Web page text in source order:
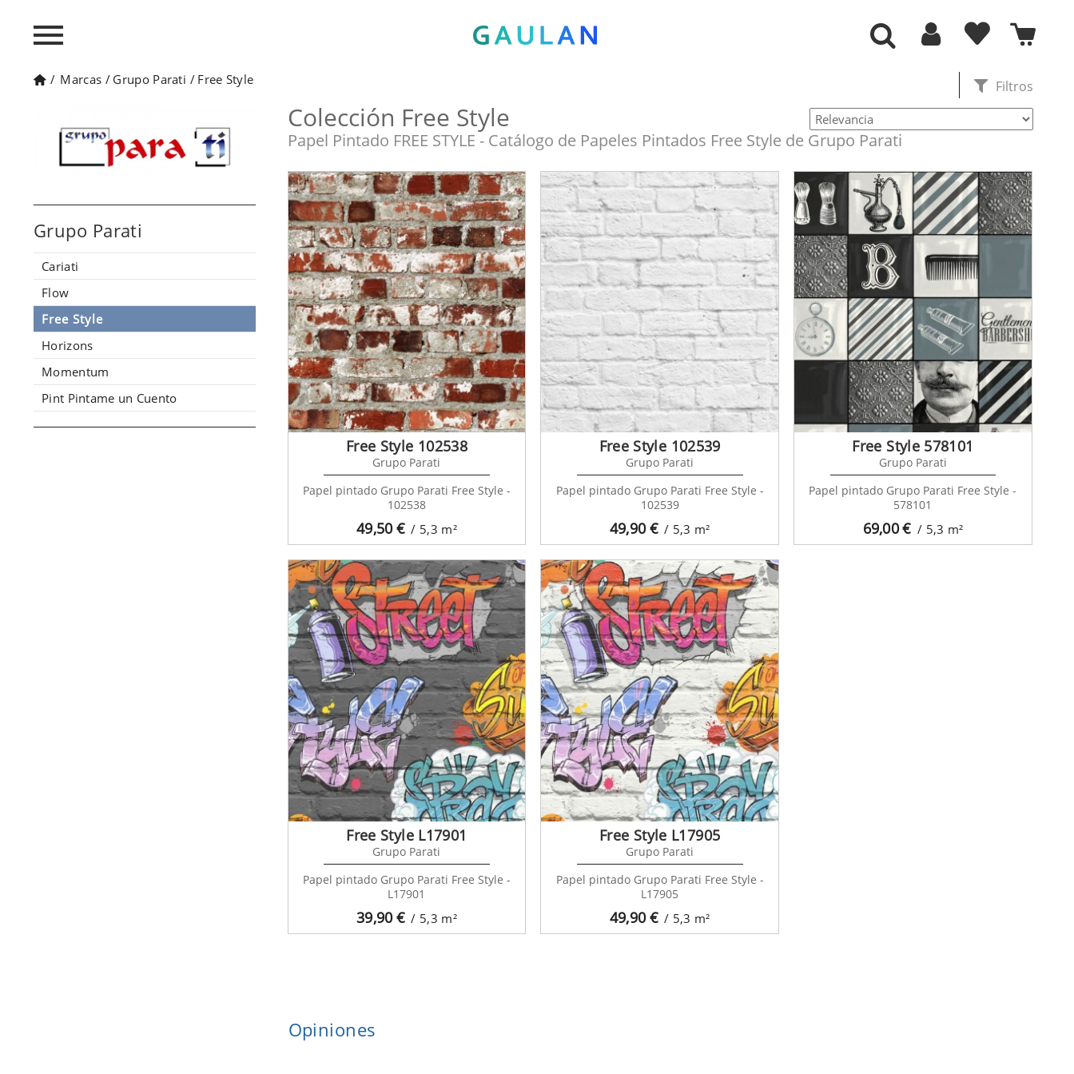
/ Marcas / Grupo Parati / Free Style Filtros
Colección Free Style
Papel Pintado FREE STYLE - Catálogo de Papeles Pintados Free Style de Grupo Parati
Grupo Parati
Cariati
Flow
Free Style
Horizons
Momentum
Pint Pintame un Cuento
49,50€ / 5,3 m²
Free Style 102538
Grupo Parati
Papel pintado Grupo Parati Free Style -
102538
49,90€ / 5,3 m²
Free Style 102539
Grupo Parati
Papel pintado Grupo Parati Free Style -
102539
69,00€ / 5,3 m²
Free Style 578101
Grupo Parati
Papel pintado Grupo Parati Free Style -
578101
39,90€ / 5,3 m²
Free Style L17901
Grupo Parati
Papel pintado Grupo Parati Free Style -
L17901
49,90€ / 5,3 m²
Free Style L17905
Grupo Parati
Papel pintado Grupo Parati Free Style -
L17905
Opiniones